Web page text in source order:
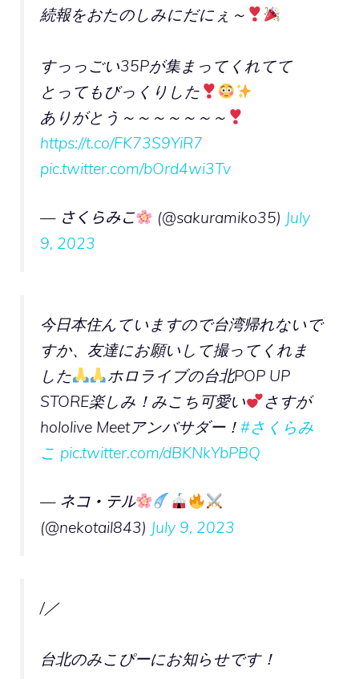
続報をおたのしみにだにぇ～
すっっごい35Pが集まってくれてて
とってもびっくりした
ありがとう～～～～～～～
https://t.co/FK73S9YiR7
pic.twitter.com/bOrd4wi3Tv
— さくらみこ (@sakuramiko35) July
9, 2023
今日本住んていますので台湾帰れないで
すか、友達にお願いして撮ってくれま
した
ホロライブの台北POP UP
STORE楽しみ！みこち可愛い
さすが
hololive Meetアンバサダー！ #さくらみ
こ pic.twitter.com/dBKNkYbPBQ
— ネコ・テル
(@nekotail843) July 9, 2023
/／
台北のみこぴーにお知らせです！